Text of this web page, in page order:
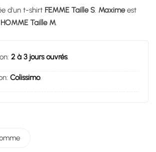
d'un t-shirt FEMME Taille S. Maximeest
HOMME Taille M.
2 à 3 jours ouvrés.
Colissimo.